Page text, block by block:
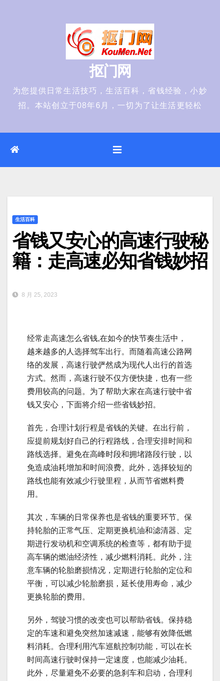
抠门网
为您提供日常生活技巧，生活百科，省钱经验，小妙
招。本站创立于08年6月，一切为了让生活更轻松
生活百科
省钱又安心的高速行驶秘
籍：走高速必知省钱妙招
8 月 25, 2023
经常走高速怎么省钱,在如今的快节奏生活中，
越来越多的人选择驾车出行。而随着高速公路网
络的发展，高速行驶俨然成为现代人出行的首选
方式。然而，高速行驶不仅方便快捷，也有一些
费用较高的问题。为了帮助大家在高速行驶中省
钱又安心，下面将介绍一些省钱妙招。
首先，合理计划行程是省钱的关键。在出行前，
应提前规划好自己的行程路线，合理安排时间和
路线选择。避免在高峰时段和拥堵路段行驶，以
免造成油耗增加和时间浪费。此外，选择较短的
路线也能有效减少行驶里程，从而节省燃料费
用。
其次，车辆的日常保养也是省钱的重要环节。保
持轮胎的正常气压、定期更换机油和滤清器、定
期进行发动机和空调系统的检查等，都有助于提
高车辆的燃油经济性，减少燃料消耗。此外，注
意车辆的轮胎磨损情况，定期进行轮胎的定位和
平衡，可以减少轮胎磨损，延长使用寿命，减少
更换轮胎的费用。
另外，驾驶习惯的改变也可以帮助省钱。保持稳
定的车速和避免突然加速减速，能够有效降低燃
料消耗。合理利用汽车巡航控制功能，可以在长
时间高速行驶时保持一定速度，也能减少油耗。
此外，尽量避免不必要的急刹车和启动，合理利